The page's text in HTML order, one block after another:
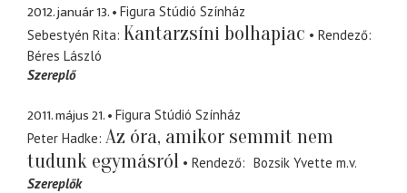
2012. január 13.
Figura Stúdió Színház
Sebestyén Rita Kantarzsíni bolhapiac
Rendező
Béres László
Szereplő
2011. május 21.
Figura Stúdió Színház
Peter Hadke Az óra, amikor semmit nem
tudunk egymásról
Rendező Bozsik Yvette m.v.
Szereplők